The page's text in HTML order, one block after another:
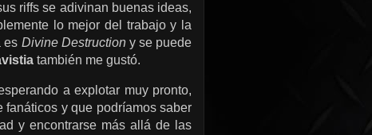
riffs se adivinan buenas ideas,
lo mejor del trabajo y la
es Divine Destructiony se puede
también me gustó.
a explotar muy pronto,
y que podríamos saber
y encontrarse más allá de las